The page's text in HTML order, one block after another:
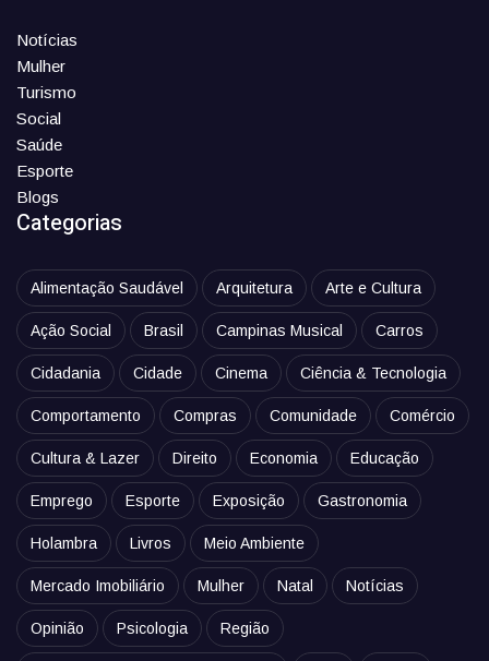
Notícias
Mulher
Turismo
Social
Saúde
Esporte
Blogs
Categorias
Alimentação Saudável Arquitetura Arte e Cultura
Ação Social Brasil Campinas Musical Carros
Cidadania Cidade Cinema Ciência & Tecnologia
Comportamento Compras Comunidade Comércio
Cultura & Lazer Direito Economia Educação
Emprego Esporte Exposição Gastronomia
Holambra Livros Meio Ambiente
Mercado Imobiliário Mulher Natal Notícias
Opinião Psicologia Região